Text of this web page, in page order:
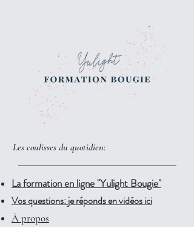
Les coulisses du quotidien:
La formation en ligne "Yulight Bougie"
Vos questions: je réponds en vidéos ici
À propos